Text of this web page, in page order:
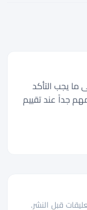
يجب التأكد
جداً عند تقييم
قبل النشر.